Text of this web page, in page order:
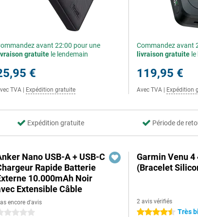
avant 22:00 pour une
gratuite le lendemain
€
TVA Expédition gratuite
Commandez avant
livraison gratuite
119,95 €
Avec TVA Expédition
Expédition gratuite Période de
Nano USB-A + USB-C
Rapide Batterie
10.000mAh Noir
Extensible Câble
encore d'avis
étoiles
Garmin Venu
(Bracelet
2 avis vérifiés
4.5 étoiles Très